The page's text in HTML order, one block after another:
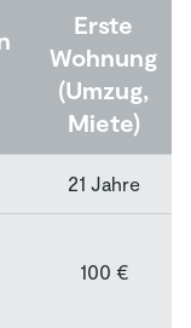
für ein
ist für
lange Sie
orientieren
Ab
den Vertrag
und selbst
Erste
Wohnung
(Umzug,
Miete)
21 Jahre
100 €